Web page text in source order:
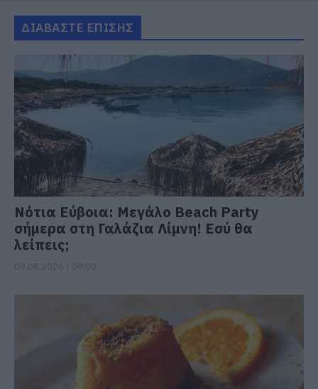
ΔΙΑΒΑΣΤΕ ΕΠΙΣΗΣ
Νότια Εύβοια: Μεγάλο Beach Party
σήμερα στη Γαλάζια Λίμνη! Εσύ θα
λείπεις;